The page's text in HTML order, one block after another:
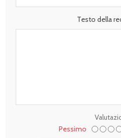
Testo della
Pessimo